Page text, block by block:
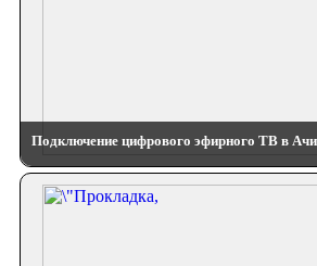
Подключение цифрового эфирного ТВ в